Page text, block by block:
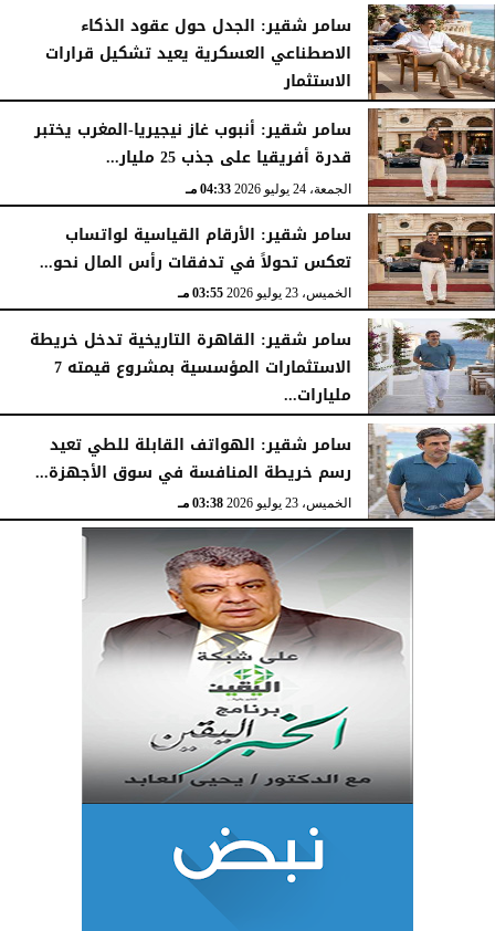
سامر شقير: الجدل حول عقود الذكاء
الاصطناعي العسكرية يعيد تشكيل قرارات
الاستثمار
الجمعة، 24 يوليو 2026 04:45 مـ
سامر شقير: أنبوب غاز نيجيريا-المغرب يختبر
قدرة أفريقيا على جذب 25 مليار...
الجمعة، 24 يوليو 2026 04:33 مـ
سامر شقير: الأرقام القياسية لواتساب
تعكس تحولاً في تدفقات رأس المال نحو...
الخميس، 23 يوليو 2026 03:55 مـ
سامر شقير: القاهرة التاريخية تدخل خريطة
الاستثمارات المؤسسية بمشروع قيمته 7
مليارات...
الخميس، 23 يوليو 2026
سامر شقير: الهواتف القابلة للطي تعيد
رسم خريطة المنافسة في سوق الأجهزة...
الخميس، 23 يوليو 2026 03:38 مـ